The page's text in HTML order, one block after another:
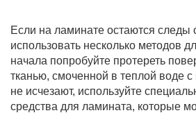
Если на ламинате остаются следы
использовать несколько методов
начала попробуйте протереть
тканью, смоченной в теплой воде
не исчезают, используйте
средства для ламината, которые